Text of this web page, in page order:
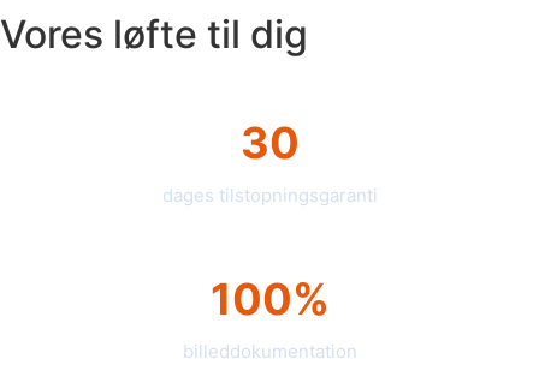
Vores løfte til dig
30
dages tilstopningsgaranti
100%
billeddokumentation